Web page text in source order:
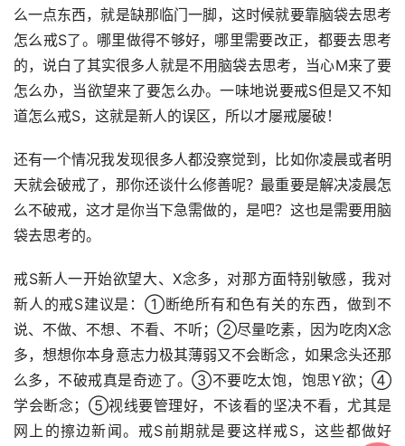
么一点东西，就是缺那临门一脚，这时候就要靠脑袋去思考
怎么戒S了。哪里做得不够好，哪里需要改正，都要去思考
的，说白了其实很多人就是不用脑袋去思考，当心M来了要
怎么办，当欲望来了要怎么办。一味地说要戒S但是又不知
道怎么戒S，这就是新人的误区，所以才屡戒屡破！
还有一个情况我发现很多人都没察觉到，比如你凌晨或者明
天就会破戒了，那你还谈什么修善呢？最重要是解决凌晨怎
么不破戒，这才是你当下急需做的，是吧？这也是需要用脑
袋去思考的。
戒S新人一开始欲望大、X念多，对那方面特别敏感，我对
新人的戒S建议是：①断绝所有和色有关的东西，做到不
说、不做、不想、不看、不听；②尽量吃素，因为吃肉X念
多，想想你本身意志力极其薄弱又不会断念，如果念头还那
么多，不破戒真是奇迹了。③不要吃太饱，饱思Y欲；④
学会断念；⑤视线要管理好，不该看的坚决不看，尤其是
网上的擦边新闻。戒S前期就是要这样戒S，这些都做好